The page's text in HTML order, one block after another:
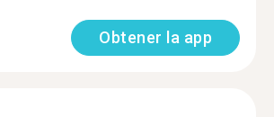
Obtener la app